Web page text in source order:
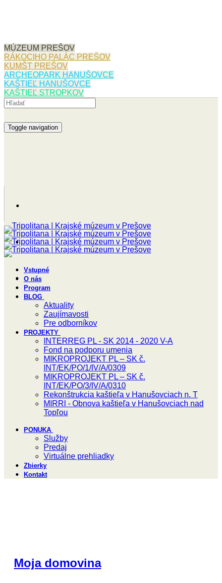
MÚZEUM PREŠOV
RÁKOCIHO PALÁC PREŠOV
KUMŠT PREŠOV
ARCHEOPARK HANUŠOVCE
KAŠTIEĽ HANUŠOVCE
KAŠTIEĽ STROPKOV
Toggle navigation
Vstupné
O nás
Program
BLOG
Aktuality
Zaujímavosti
Pre odborníkov
PROJEKTY
INTERREG PL - SK 2014 - 2020 V-A
Fond na podporu umenia
MIKROPROJEKT PL – SK č.
INT/EK/PO/1/IV/A/0309
MIKROPROJEKT PL – SK č.
INT/EK/PO/3/IV/A/0310
Rekonštrukcia kaštieľa v Hanušovciach n. T
MIRRI - Obnova kaštieľa v Hanušovciach nad
Topľou
PONUKA
Služby
Predaj
Virtuálne prehliadky
Zbierky
Kontakt
Moja domovina